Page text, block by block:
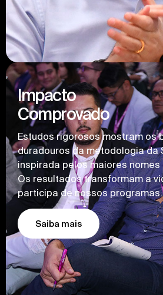
Impacto
Comprovado
Estudos rigorosos mostram os
duradouros da metodologia da
inspirada pelos maiores nomes
Os resultados transformam a
participa de nossos programas.
Saiba mais